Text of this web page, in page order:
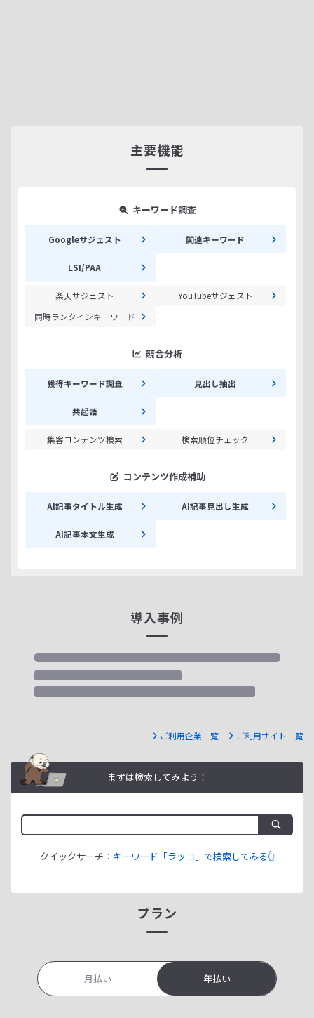
主要機能
キーワード調査
Googleサジェスト 関連キーワード
LSI/PAA
楽天サジェスト
YouTubeサジェスト
同時ランクインキーワード
競合分析
獲得キーワード調査 見出し抽出
共起語
集客コンテンツ検索 検索順位チェック
コンテンツ作成補助
AI記事タイトル生成 AI記事見出し生成
AI記事本文生成
導入事例
ご利用企業一覧 ご利用サイト一覧
まずは検索してみよう！
クイックサーチ： キーワード「ラッコ」で検索してみる👆
プラン
月払い 年払い